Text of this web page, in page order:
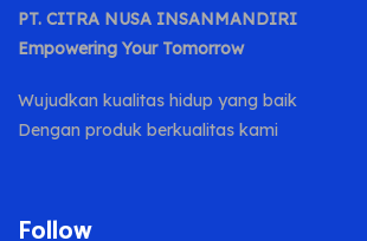
PT. CITRA NUSA INSANMANDIRI
Empowering Your Tomorrow
Wujudkan kualitas hidup yang baik
Dengan produk berkualitas kami
Follow